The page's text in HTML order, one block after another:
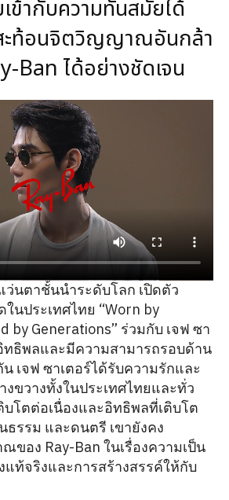
ข้ากับความทันสมัยได้
ะท้อนจิตวิญญาณอันกล้า
Ban ได้อย่างชัดเจน
ว่นตาชั้นนำระดับโลก เปิดตัว
นประเทศไทย “Worn by
by Generations” ร่วมกับ เจฟ ซา
ทธิพลและมีความสามารถรอบด้าน
เจฟ ซาเตอร์ได้รับความรักและ
งขวางทั้งในประเทศไทยและทั่ว
บโตต่อเนื่องและอิทธิพลที่เติบโต
รรม และดนตรี เขายังคง
อง Ray-Ban ในเรื่องความเป็น
แท้จริงและการสร้างสรรค์ให้กับ